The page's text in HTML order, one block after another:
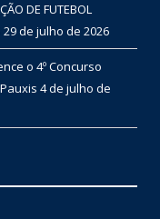
DE FUTEBOL
29 de julho de 2026
o 4º Concurso
4 de julho de